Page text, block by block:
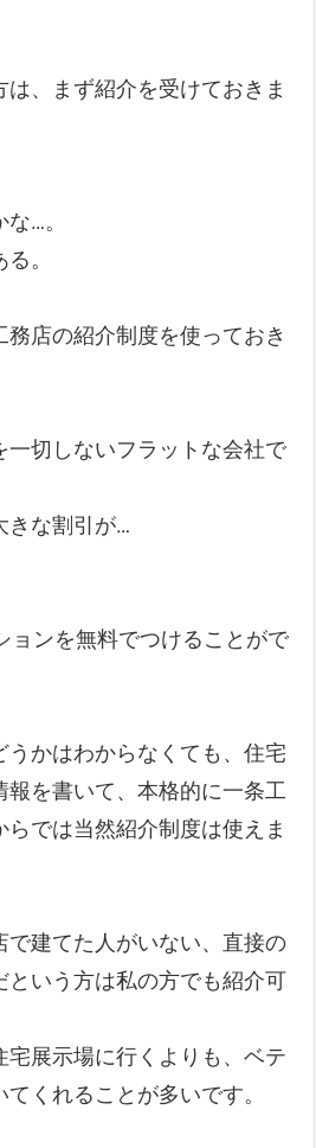
、まず紹介を受けておきま
…。
。
店の紹介制度を使っておき
一切しないフラットな会社で
きな割引が…
ョンを無料でつけることがで
かはわからなくても、住宅
報を書いて、本格的に一条工
では当然紹介制度は使えま
で建てた人がいない、直接の
という方は私の方でも紹介可
宅展示場に行くよりも、ベテ
くれることが多いです。